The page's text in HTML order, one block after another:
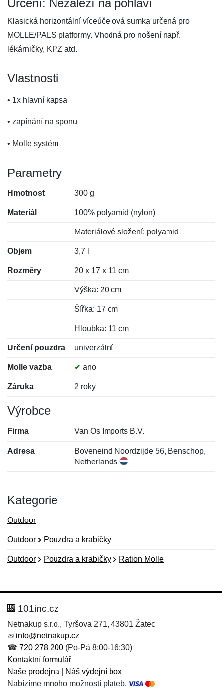
Určení: Nezáleží na pohlaví
Klasická horizontální víceúčelová sumka určená pro
MOLLE/PALS platformy. Vhodná pro nošení např.
lékárničky, KPZ atd.
Vlastnosti
• 1x hlavní kapsa
• zapínání na sponu
• Molle systém
Parametry
Hmotnost 300 g
Materiál 100% polyamid (nylon)
Materiálové složení: polyamid
Objem 3,7 l
Rozměry 20 x 17 x 11 cm
Výška: 20 cm
Šířka: 17 cm
Hloubka: 11 cm
Určení pouzdra univerzální
Molle vazba ✔ ano
Záruka 2 roky
Výrobce
Firma Van Os Imports B.V.
Adresa
Boveneind Noordzijde 56, Benschop,
Netherlands
Kategorie
Outdoor
Outdoor Pouzdra a krabičky
Outdoor Pouzdra a krabičky Ration Molle
Hodnocení:
Jméno: *
Jméno:
E-mail:*
101inc.cz
Netnakup s.r.o., Tyršova 271, 43801 Žatec
✉ info@netnakup.cz
☎ 720 278 200 (Po-Pá 8:00-16:30)
Kontaktní formulář
Naše prodejna
Náš výdejní box
Nabízíme mnoho možností plateb.